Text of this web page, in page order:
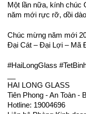
Một lần nữa, kính chúc
năm mới rực rỡ, dồi
Chúc mừng năm mới
Đại Cát – Đại Lợi – Mã
#HaiLongGlass
HAI LONG GLASS
Tiên Phong - An Toàn -
Hotline: 19004696